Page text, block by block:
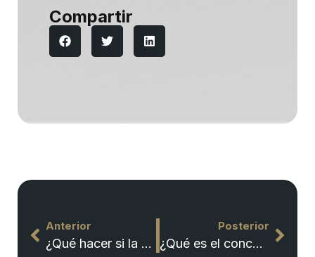
Compartir
Anterior
¿Qué hacer si la pareja de mi ex, vive en la vivienda familiar con mis hijos?
Posterior
¿Qué es el concurso de acreedores?